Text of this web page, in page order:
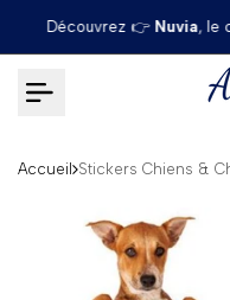
Passer
Découvrez 👉 Nuvia, le
Accueil Stickers Chiens &